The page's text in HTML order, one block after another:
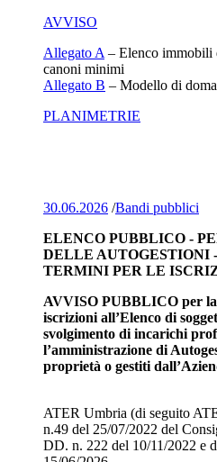
AVVISO
Allegato A – Elenco immobili
canoni minimi
Allegato B – Modello di
PLANIMETRIE
30.06.2026 /Bandi pubblici
ELENCO PUBBLICO -
DELLE AUTOGESTIONI
TERMINI PER LE
AVVISO PUBBLICO per
iscrizioni all’Elenco di
svolgimento di incarichi
l’amministrazione di
proprietà o gestiti
ATER Umbria (di seguito
n.49 del 25/07/2022 del
DD. n. 222 del 10/11/2022 e